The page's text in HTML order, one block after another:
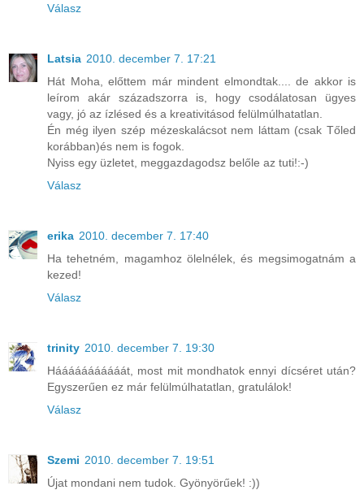
Válasz
Latsia 2010. december 7. 17:21
Hát Moha, előttem már mindent elmondtak.... de akkor is
leírom akár századszorra is, hogy csodálatosan ügyes
vagy, jó az ízlésed és a kreativitásod felülmúlhatatlan.
Én még ilyen szép mézeskalácsot nem láttam (csak Tőled
korábban)és nem is fogok.
Nyiss egy üzletet, meggazdagodsz belőle az tuti!:-)
Válasz
erika 2010. december 7. 17:40
Ha tehetném, magamhoz ölelnélek, és megsimogatnám a
kezed!
Válasz
trinity 2010. december 7. 19:30
Hááááááááááát, most mit mondhatok ennyi dícséret után?
Egyszerűen ez már felülmúlhatatlan, gratulálok!
Válasz
Szemi 2010. december 7. 19:51
Újat mondani nem tudok. Gyönyörűek! :))